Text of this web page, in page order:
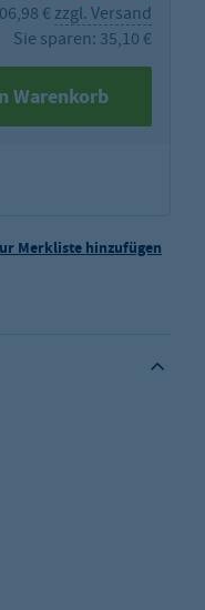
€ zzgl. Versand
Sie sparen: 35,10 €
Warenkorb
Merkliste hinzufügen